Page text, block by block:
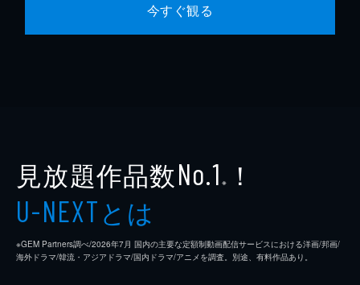
今すぐ観る
見放題作品数No.1 ※ ！
U-NEXTとは
※GEM Partners調べ/2026年7⽉ 国内の主要な定額制動画配信サービスにおける洋画/邦画/
海外ドラマ/韓流・アジアドラマ/国内ドラマ/アニメを調査。別途、有料作品あり。